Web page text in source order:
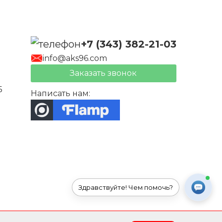
+7 (343) 382-21-03
info@aks96.com
Заказать звонок
Написать нам:
Здравствуйте! Чем помочь?